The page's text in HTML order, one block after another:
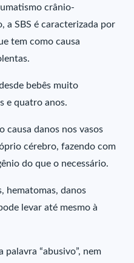
crânio-
a SBS é caracterizada por
tem como causa
bebês muito
e quatro anos.
causa danos nos vasos
cérebro, fazendo com
do que o necessário.
hematomas, danos
levar até mesmo à
palavra “abusivo”, nem